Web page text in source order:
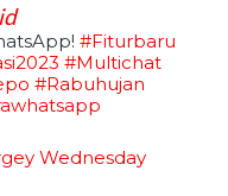
#fiturbaru
#multichat
#rabuhujan
Wednesday